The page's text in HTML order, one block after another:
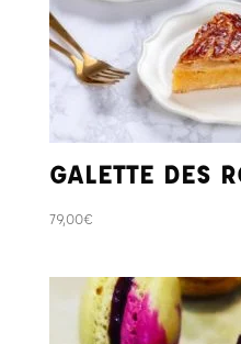
GALETTE DES
79,00€